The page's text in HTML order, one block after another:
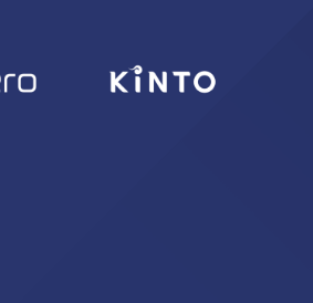
sempre abilitati